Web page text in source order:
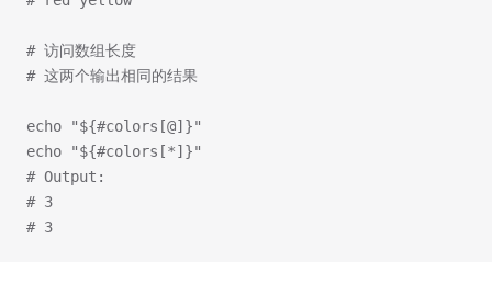
# 访问数组长度
# 这两个输出相同的结果
echo "${#colors[@]}"
echo "${#colors[*]}"
# Output:
# 3
# 3